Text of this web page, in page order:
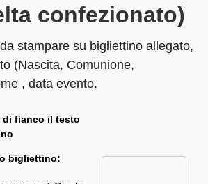
confezionato)
stampare su bigliettino allegato,
(Nascita, Comunione,
, data evento.
di fianco il testo
bigliettino: